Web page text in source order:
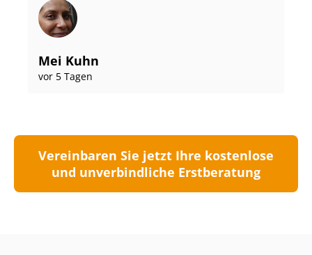
Mei Kuhn
vor 5 Tagen
Vereinbaren Sie jetzt Ihre kostenlose
und unverbindliche Erstberatung